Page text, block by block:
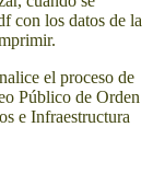
con los datos de la
el proceso de
Público de Orden
e Infraestructura